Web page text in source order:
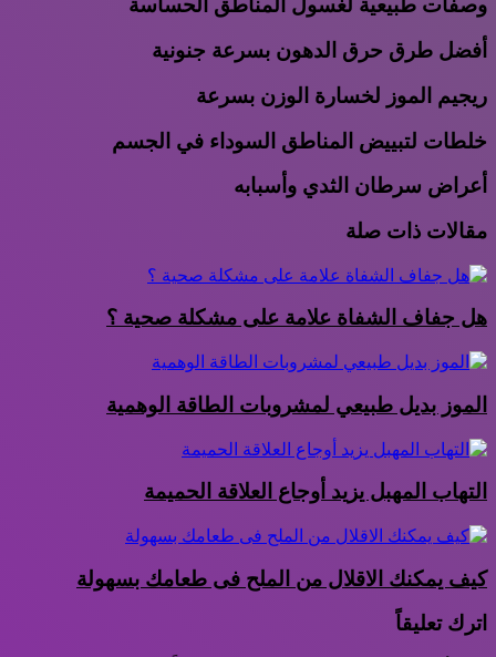
وصفات طبيعية لغسول المناطق الحساسة
أفضل طرق حرق الدهون بسرعة جنونية
ريجيم الموز لخسارة الوزن بسرعة
خلطات لتبييض المناطق السوداء في الجسم
أعراض سرطان الثدي وأسبابه
مقالات ذات صلة
هل جفاف الشفاة علامة على مشكلة صحية ؟
الموز بديل طبيعي لمشروبات الطاقة الوهمية
التهاب المهبل يزيد أوجاع العلاقة الحميمة
كيف يمكنك الاقلال من الملح فى طعامك بسهولة
اترك تعليقاً